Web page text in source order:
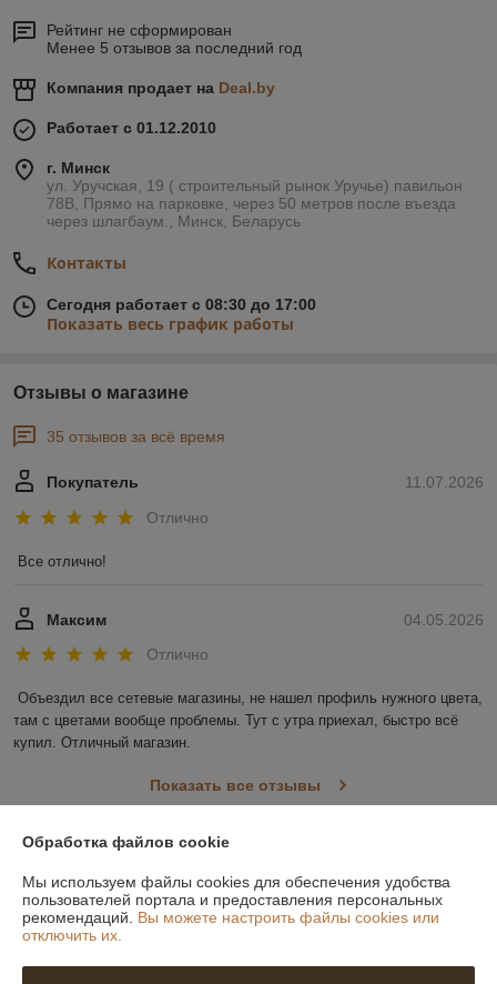
Рейтинг не сформирован
Менее 5 отзывов за последний год
Компания продает на Deal.by
Работает с 01.12.2010
г. Минск
ул. Уручская, 19 ( строительный рынок Уручье) павильон
78В, Прямо на парковке, через 50 метров после въезда
через шлагбаум., Минск, Беларусь
Контакты
Сегодня работает с 08:30 до 17:00
Показать весь график работы
Отзывы о магазине
35 отзывов за всё время
11.07.2026
Покупатель
Отлично
Все отлично!
04.05.2026
Максим
Отлично
Объездил все сетевые магазины, не нашел профиль нужного цвета,
там с цветами вообще проблемы. Тут с утра приехал, быстро всё
купил. Отличный магазин.
Показать все отзывы
Контакты
Доставка и оплата
Обработка файлов cookie
Мы используем файлы cookies для обеспечения удобства
пользователей портала и предоставления персональных
рекомендаций. Вы можете настроить файлы cookies или
отключить их.